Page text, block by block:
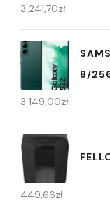
3 241,70zł
8/
3 149,00zł
449,66zł